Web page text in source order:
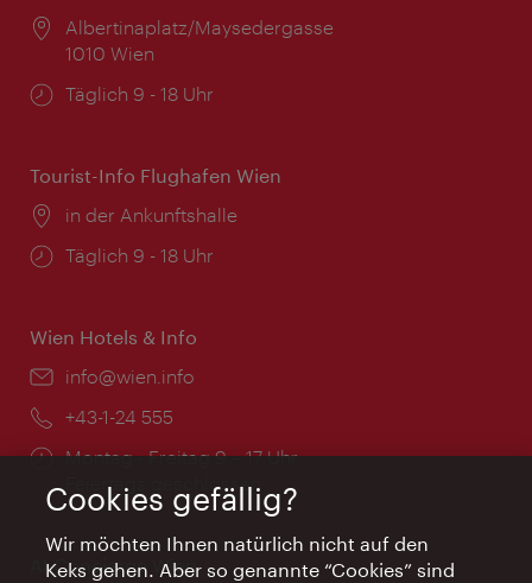
Ort:
Albertinaplatz/Maysedergasse
1010 Wien
Öffnungszeiten:
Täglich 9 - 18 Uhr
Tourist-Info Flughafen Wien
Ort:
in der Ankunftshalle
Öffnungszeiten:
Täglich 9 - 18 Uhr
Wien Hotels & Info
Email:
info@wien.info
Telefon:
+43-1-24 555
Öffnungszeiten:
Montag - Freitag 9 – 17 Uhr
Feiertags geschlossen
AI Concierge Wien
Cookies gefällig?
Wir möchten Ihnen natürlich nicht auf den
Keks gehen. Aber so genannte “Cookies” sind